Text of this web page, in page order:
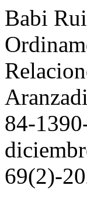
Babi
84-
69(2)-